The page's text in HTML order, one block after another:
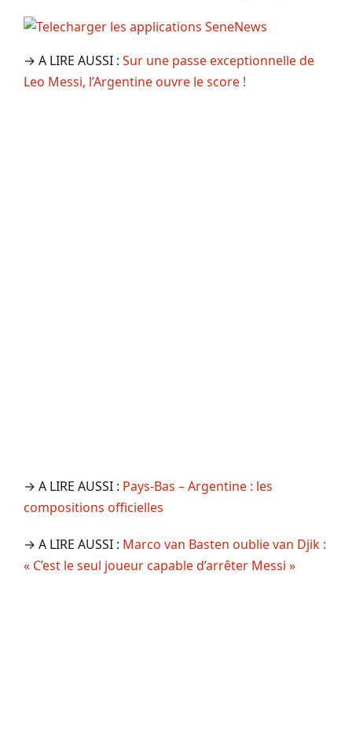
→ A LIRE AUSSI : Sur une passe exceptionnelle de
Leo Messi, l’Argentine ouvre le score !
→ A LIRE AUSSI : Pays-Bas – Argentine : les
compositions officielles
→ A LIRE AUSSI : Marco van Basten oublie van Djik :
« C’est le seul joueur capable d’arrêter Messi »